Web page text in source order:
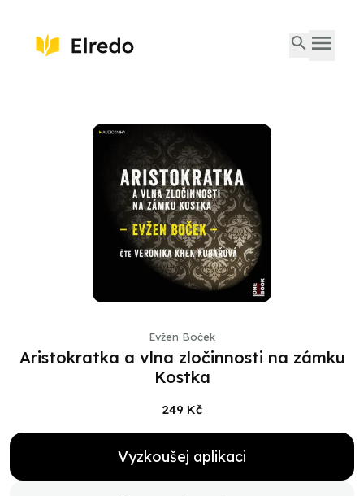
Evžen Boček
Aristokratka a vlna zločinnosti na zámku
Kostka
249 Kč
Vyzkoušej aplikaci